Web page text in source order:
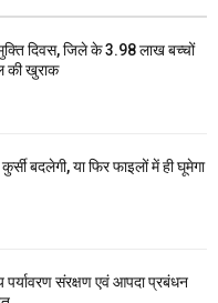
दिवस, जिले के 3.98 लाख बच्चों
की खुराक
बदलेगी, या फिर फाइलों में ही घूमेगा
पर्यावरण संरक्षण एवं आपदा प्रबंधन